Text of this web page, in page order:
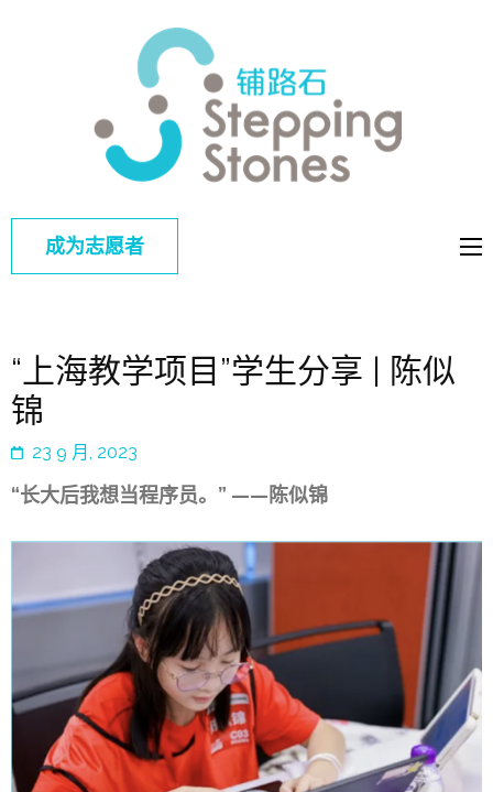
铺路
石
成为志愿者
“上海教学项目”学生分享 | 陈似
锦
23 9 月, 2023
“长大后我想当程序员。” ——陈似锦